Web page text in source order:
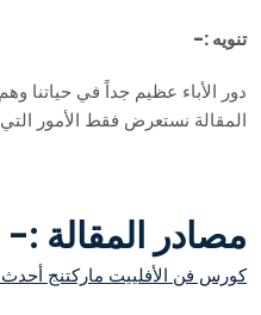
تنويه :-
دور الأباء عظيم جداً في حياتنا
المقالة نستعرض فقط الأمور
مصادر المقالة :-
كورس فن الأفلييت ماركتنج